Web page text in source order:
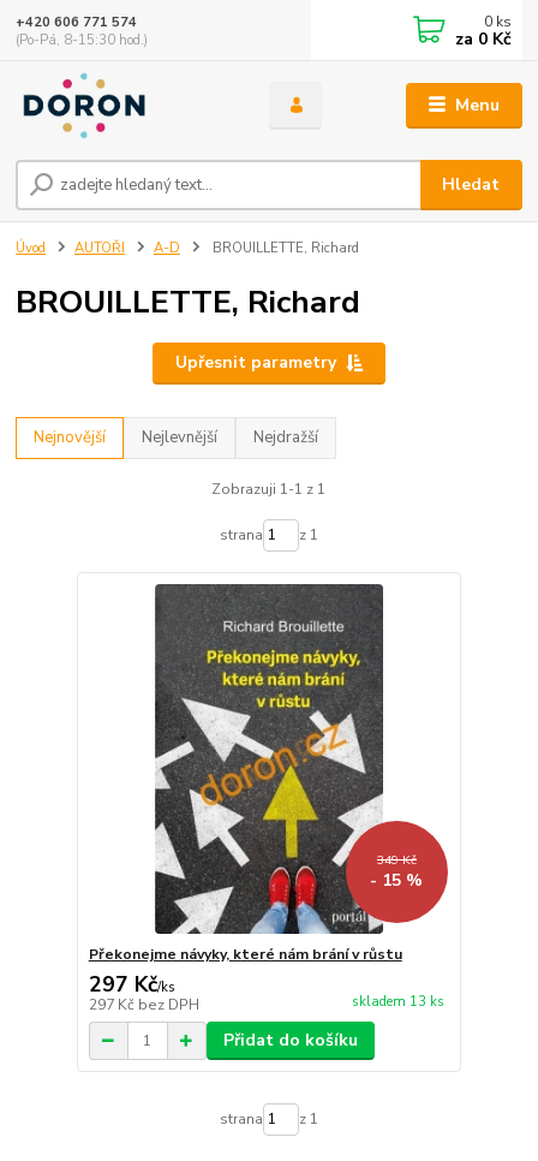
Menu
Hledat
+420 606 771 574
(Po-Pá, 8-15:30 hod.)
0 ks
za 0 Kč
Úvod AUTOŘI A-D BROUILLETTE, Richard
BROUILLETTE, Richard
Upřesnit parametry
Nejnovější Nejlevnější Nejdražší
Zobrazuji 1-1 z 1
strana z 1
349 Kč
- 15 %
Překonejme návyky, které nám brání v růstu
297 Kč/ks
297 Kč bez DPH skladem 13 ks
Přidat do košíku
strana z 1